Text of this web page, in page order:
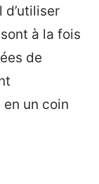
à la fois
de
un coin